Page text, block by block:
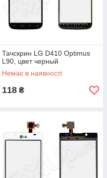
Тачскрин LG D410 Optimus
L90, цвет черный
Немає в наявності
118 ₴